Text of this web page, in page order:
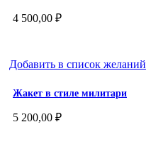
4 500,00 ₽
Добавить в список желаний
Жакет в стиле милитари
5 200,00 ₽